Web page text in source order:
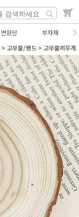
면원단
부자재
> 고무줄/밴드 > 고무줄끼우개